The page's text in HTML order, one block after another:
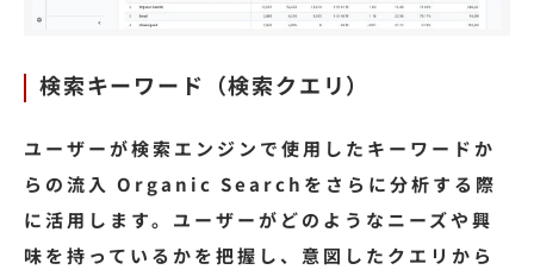
検索キーワード（検索クエリ）
ユーザーが検索エンジンで使用したキーワードか
らの流入 Organic Searchをさらに分析する際
に活用します。ユーザーがどのようなニーズや興
味を持っているかを把握し、意図したクエリから